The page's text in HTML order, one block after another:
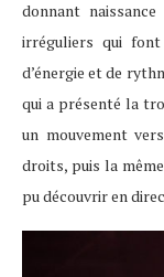
donnant
irréguliers qui
d’énergie et de
qui a présenté la
un mouvement
droits, puis la même
pu découvrir en